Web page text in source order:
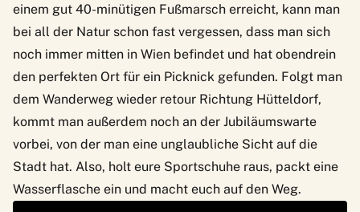
einem gut 40-minütigen Fußmarsch erreicht, kann man
bei all der Natur schon fast vergessen, dass man sich
noch immer mitten in Wien befindet und hat obendrein
den perfekten Ort für ein Picknick gefunden. Folgt man
dem Wanderweg wieder retour Richtung Hütteldorf,
kommt man außerdem noch an der Jubiläumswarte
vorbei, von der man eine unglaubliche Sicht auf die
Stadt hat. Also, holt eure Sportschuhe raus, packt eine
Wasserflasche ein und macht euch auf den Weg.